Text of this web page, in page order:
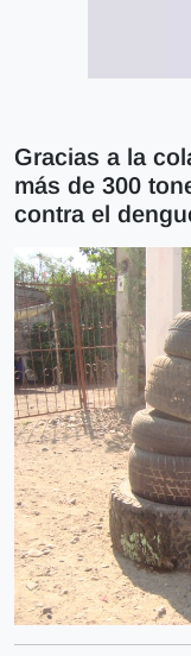
Gracias a la
más de 300
contra el